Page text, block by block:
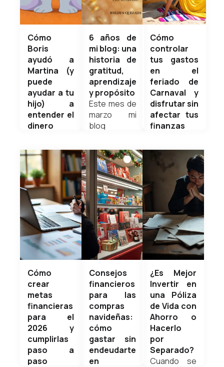
Cómo
Boris
ayudó a
Martina (y
puede
ayudar a tu
hijo) a
entender el
dinero
experto en
finanzas,
siempre
supe que el
interés
compuesto
es potente,
pero
descubrí
que hay algo
aún más
poderoso:...
Weldyn
Quezada
mayo 17,
2026
6 años de
mi blog: una
historia de
gratitud,
aprendizaje
y propósito
Este mes de
marzo mi
blog
cumple 6
años de vida,
y al mirar
hacia atrás
solo puedo
sentir...
Weldyn
Quezada
marzo 15,
2026
Cómo
controlar
tus gastos
en el
feriado de
Carnaval y
disfrutar sin
afectar tus
finanzas
Carnaval o
cuidar tus
finanzas?
Puedes
hacer
ambas. El
problema no
es el
feriado… es
gastar sin
planificación.
En mi nuevo
artículo te
comparto
consejos
financieros
prácticos
para
controlar tus
gastos en el
Cómo
crear
metas
financieras
para el
2026 y
cumplirlas
paso a
paso
Consejos
financieros
para las
compras
navideñas:
cómo
gastar sin
endeudarte
en
¿Es Mejor
Invertir en
una Póliza
de Vida con
Ahorro o
Hacerlo
por
Separado?
Cuando se